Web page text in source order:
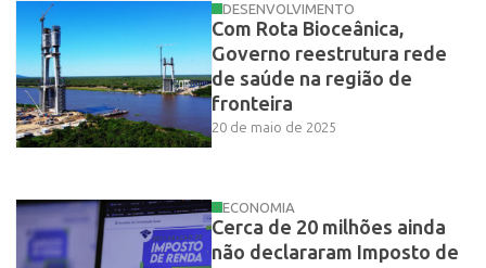
DESENVOLVIMENTO
Com Rota Bioceânica,
Governo reestrutura rede
de saúde na região de
fronteira
20 de maio de 2025
ECONOMIA
Cerca de 20 milhões ainda
não declararam Imposto de